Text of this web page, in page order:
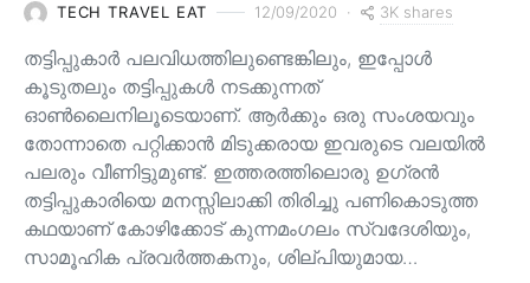
TECH TRAVEL EAT 12/09/2020 3K shares
തട്ടിപ്പുകാർ പലവിധത്തിലുണ്ടെങ്കിലും, ഇപ്പോൾ
കൂടുതലും തട്ടിപ്പുകൾ നടക്കുന്നത്
ഓൺലൈനിലൂടെയാണ്. ആർക്കും ഒരു സംശയവും
തോന്നാതെ പറ്റിക്കാൻ മിടുക്കരായ ഇവരുടെ വലയിൽ
പലരും വീണിട്ടുമുണ്ട്. ഇത്തരത്തിലൊരു ഉഗ്രൻ
തട്ടിപ്പുകാരിയെ മനസ്സിലാക്കി തിരിച്ചു പണികൊടുത്ത
കഥയാണ് കോഴിക്കോട് കുന്നമംഗലം സ്വദേശിയും,
സാമൂഹിക പ്രവർത്തകനും, ശില്പിയുമായ…